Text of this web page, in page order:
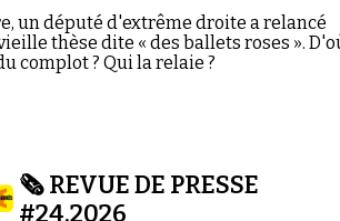
un député d'extrême droite a relancé
thèse dite « des ballets roses ».
complot ? Qui la relaie ?
🗞️ REVUE DE PRESSE
#24.2026